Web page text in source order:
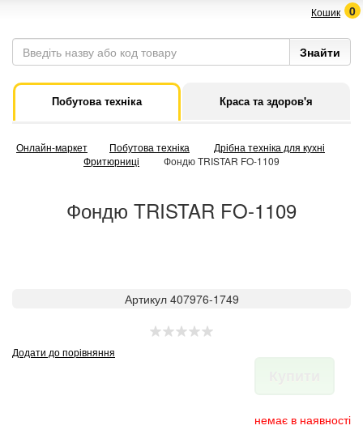
Кошик 0
Побутова техніка Краса та здоров'я
Онлайн-маркет Побутова техніка
Дрібна техніка для кухні
Фритюрниці
Фондю TRISTAR FO-1109
Фондю TRISTAR FO-1109
Артикул 407976-1749
Додати до порівняння
немає в наявності